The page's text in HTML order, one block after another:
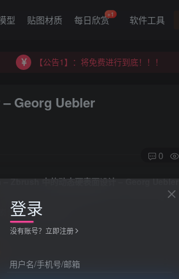
型 贴图材质 每日欣赏+1 软件工具
【公告1】：将免费进行到底！！！
【公告1】：将免费进行到底！！！
Georg Uebler
0
Zbrush 中的动态硬表面设计 – Georg Uebler
资源，请登录后查看
登录
没有账号？立即注册
用户名/手机号/邮箱